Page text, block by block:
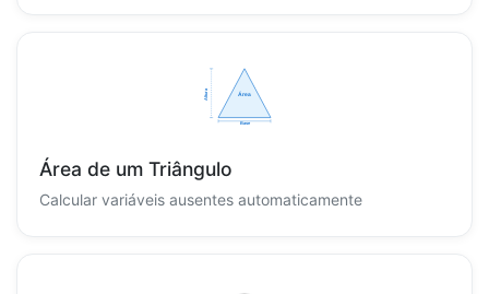
Área de um Triângulo
Calcular variáveis ausentes automaticamente